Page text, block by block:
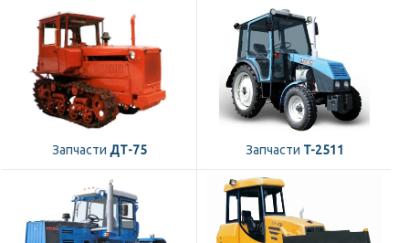
Запчасти ДТ-75 Запчасти T-2511